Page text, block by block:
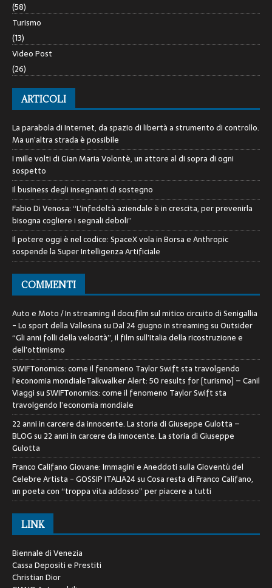
(58)
Turismo
(13)
Video Post
(26)
ARTICOLI
La parabola di Internet, da spazio di libertà a strumento di controllo.
Ma un’altra strada è possibile
I mille volti di Gian Maria Volontè, un attore al di sopra di ogni
sospetto
Il business degli insegnanti di sostegno
Fabio Di Venosa: “L’infedeltà aziendale è in crescita, per prevenirla
bisogna cogliere i segnali deboli”
Il potere oggi è nel codice: SpaceX vola in Borsa e Anthropic
sospende la Super Intelligenza Artificiale
COMMENTI
Auto e Moto / In streaming il docufilm sul mitico circuito di Senigallia
- Lo sport della VallesinasuDal 24 giugno in streaming su Outsider
“Gli anni folli della velocità”, il film sull’Italia della ricostruzione e
dell’ottimismo
SWIFTonomics: come il fenomeno Taylor Swift sta travolgendo
l’economia mondialeTalkwalker Alert: 50 results for [turismo] – Canil
ViaggisuSWIFTonomics: come il fenomeno Taylor Swift sta
travolgendo l’economia mondiale
22 anni in carcere da innocente. La storia di Giuseppe Gulotta –
BLOGsu 22 anni in carcere da innocente. La storia di Giuseppe
Gulotta
Franco Califano Giovane: Immagini e Aneddoti sulla Gioventù del
Celebre Artista - GOSSIP ITALIA24suCosa resta di Franco Califano,
un poeta con “troppa vita addosso” per piacere a tutti
LINK
Biennale di Venezia
Cassa Depositi e Prestiti
Christian Dior